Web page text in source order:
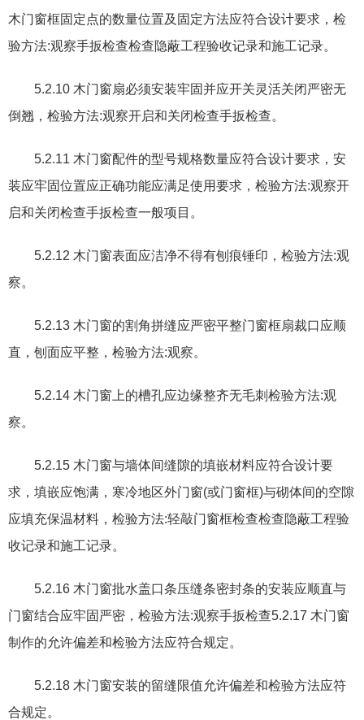
木门窗框固定点的数量位置及固定方法应符合设计要求 ， 检
验方法:观察手扳检查检查隐蔽工程验收记录和施工记录。
5.2.10 木门窗扇必须安装牢固并应开关灵活关闭严密无
倒翘 ， 检验方法:观察开启和关闭检查手扳检查。
5.2.11 木门窗配件的型号规格数量应符合设计要求 ， 安
装应牢固位置应正确功能应满足使用要求 ， 检验方法:观察开
启和关闭检查手扳检查一般项目。
5.2.12 木门窗表面应洁净不得有刨痕锤印 ， 检验方法:观
察。
5.2.13 木门窗的割角拼缝应严密平整门窗框扇裁口应顺
直 ， 刨面应平整 ， 检验方法:观察。
5.2.14 木门窗上的槽孔应边缘整齐无毛刺检验方法:观
察。
5.2.15 木门窗与墙体间缝隙的填嵌材料应符合设计要
求 ， 填嵌应饱满 ， 寒冷地区外门窗(或门窗框)与砌体间的空隙
应填充保温材料 ， 检验方法:轻敲门窗框检查检查隐蔽工程验
收记录和施工记录。
5.2.16 木门窗批水盖口条压缝条密封条的安装应顺直与
门窗结合应牢固严密 ， 检验方法:观察手扳检查5.2.17 木门窗
制作的允许偏差和检验方法应符合规定。
5.2.18 木门窗安装的留缝限值允许偏差和检验方法应符
合规定。